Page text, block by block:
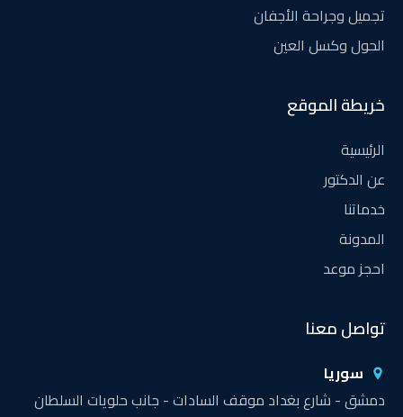
تجميل وجراحة الأجفان
الحول وكسل العين
خريطة الموقع
الرئيسية
عن الدكتور
خدماتنا
المدونة
احجز موعد
تواصل معنا
سوريا
دمشق - شارع بغداد موقف السادات - جانب حلويات السلطان